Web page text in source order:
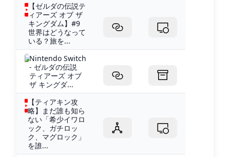
【ゼルダの伝説テ
ィアーズ オブ ザ
キングダム】#9
世界はどうなって
いる？旅を...
Nintendo Switch
- ゼルダの伝説
ティアーズ オブ
ザ キングダ...
【ティアキン攻
略】まだ誰も知ら
ない「希少イワロ
ック、ガチロッ
ク、マグロック」
を誰...